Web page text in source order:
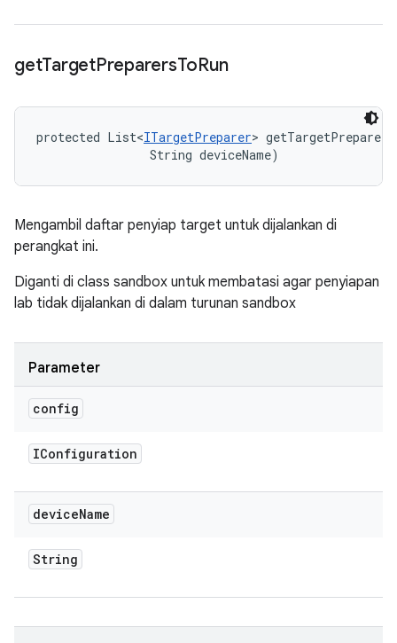
getTargetPreparersToRun
protected List<ITargetPreparer>
                String deviceName)
Mengambil daftar penyiap target untuk dijalankan di
perangkat ini.
Diganti di class sandbox untuk membatasi agar penyiapan
lab tidak dijalankan di dalam turunan sandbox
Parameter
config
IConfiguration
deviceName
String